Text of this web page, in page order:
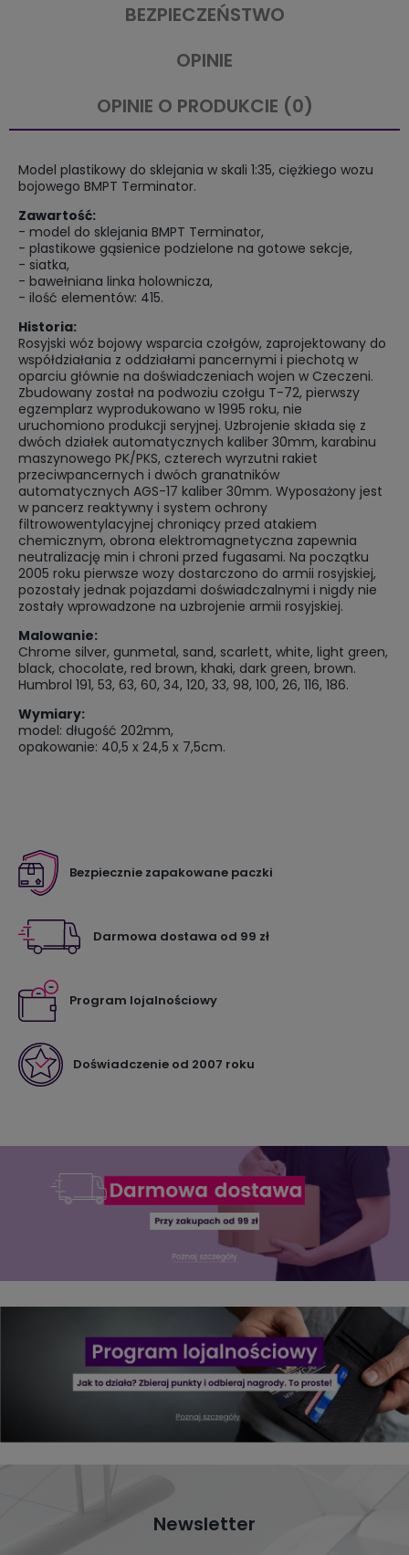
BEZPIECZEŃSTWO
OPINIE
OPINIE O PRODUKCIE (0)
Model plastikowy do sklejania w skali 1:35, ciężkiego wozu
bojowego BMPT Terminator.
Zawartość:
- model do sklejania BMPT Terminator,
- plastikowe gąsienice podzielone na gotowe sekcje,
- siatka,
- bawełniana linka holownicza,
- ilość elementów: 415.
Historia:
Rosyjski wóz bojowy wsparcia czołgów, zaprojektowany do
współdziałania z oddziałami pancernymi i piechotą w
oparciu głównie na doświadczeniach wojen w Czeczeni.
Zbudowany został na podwoziu czołgu T-72, pierwszy
egzemplarz wyprodukowano w 1995 roku, nie
uruchomiono produkcji seryjnej. Uzbrojenie składa się z
dwóch działek automatycznych kaliber 30mm, karabinu
maszynowego PK/PKS, czterech wyrzutni rakiet
przeciwpancernych i dwóch granatników
automatycznych AGS-17 kaliber 30mm. Wyposażony jest
w pancerz reaktywny i system ochrony
filtrowowentylacyjnej chroniący przed atakiem
chemicznym, obrona elektromagnetyczna zapewnia
neutralizację min i chroni przed fugasami. Na początku
2005 roku pierwsze wozy dostarczono do armii rosyjskiej,
pozostały jednak pojazdami doświadczalnymi i nigdy nie
zostały wprowadzone na uzbrojenie armii rosyjskiej.
Malowanie:
Chrome silver, gunmetal, sand, scarlett, white, light green,
black, chocolate, red brown, khaki, dark green, brown.
Humbrol 191, 53, 63, 60, 34, 120, 33, 98, 100, 26, 116, 186.
Wymiary:
model: długość 202mm,
opakowanie: 40,5 x 24,5 x 7,5cm.
Bezpiecznie zapakowane paczki
Darmowa dostawa od 99 zł
Program lojalnościowy
Doświadczenie od 2007 roku
Newsletter